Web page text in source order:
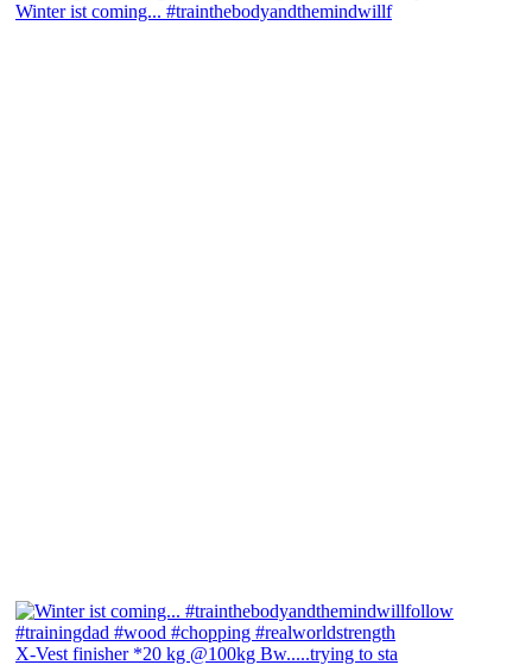
Winter ist coming... #trainthebodyandthemindwillf
X-Vest finisher *20 kg @100kg Bw.....trying to sta